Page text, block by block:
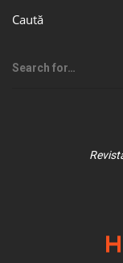
Caută